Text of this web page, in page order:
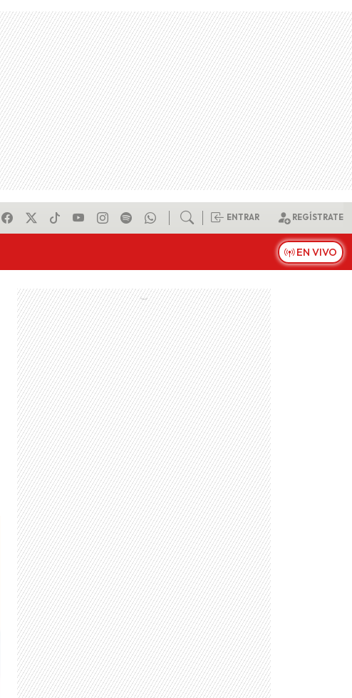
ENTRAR REGÍSTRATE
EN VIVO